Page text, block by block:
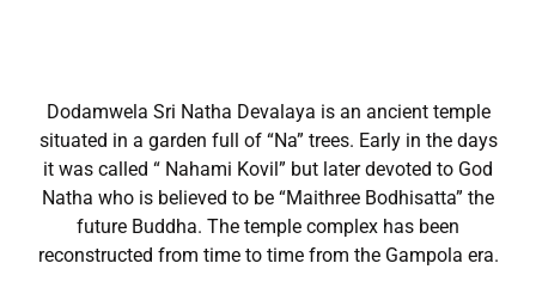
Dodamwela Sri Natha Devalaya is an ancient temple
situated in a garden full of “Na” trees. Early in the days
it was called “ Nahami Kovil” but later devoted to God
Natha who is believed to be “Maithree Bodhisatta” the
future Buddha. The temple complex has been
reconstructed from time to time from the Gampola era.